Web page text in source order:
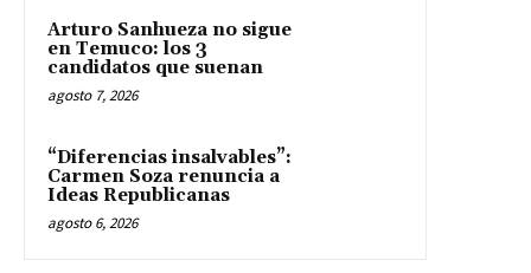
Arturo Sanhueza no sigue
en Temuco: los 3
candidatos que suenan
agosto 7, 2026
“Diferencias insalvables”:
Carmen Soza renuncia a
Ideas Republicanas
agosto 6, 2026